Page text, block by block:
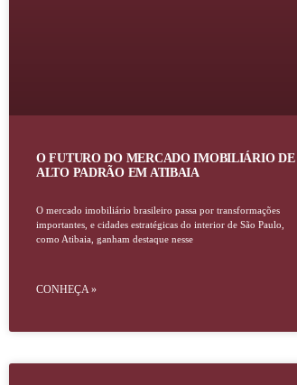
O FUTURO DO MERCADO IMOBILIÁRIO DE
ALTO PADRÃO EM ATIBAIA
O mercado imobiliário brasileiro passa por transformações
importantes, e cidades estratégicas do interior de São Paulo,
como Atibaia, ganham destaque nesse
CONHEÇA »